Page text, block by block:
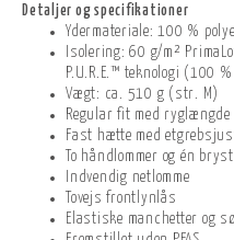
Detaljer og specifikationer
Ydermateriale: 100 %
Isolering: 60 g/m²
P.U.R.E.™ teknologi (100
Vægt: ca. 510 g (str. M)
Regular fit med ryglængde
Fast hætte med
To håndlommer og én
Indvendig netlomme
Tovejs frontlynlås
Elastiske manchetter og